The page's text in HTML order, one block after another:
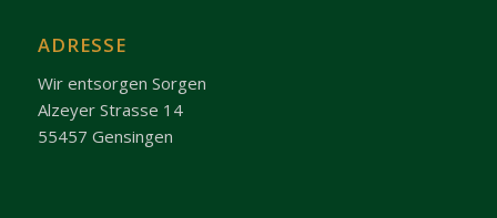
ADRESSE
Wir entsorgen Sorgen
Alzeyer Strasse 14
55457 Gensingen